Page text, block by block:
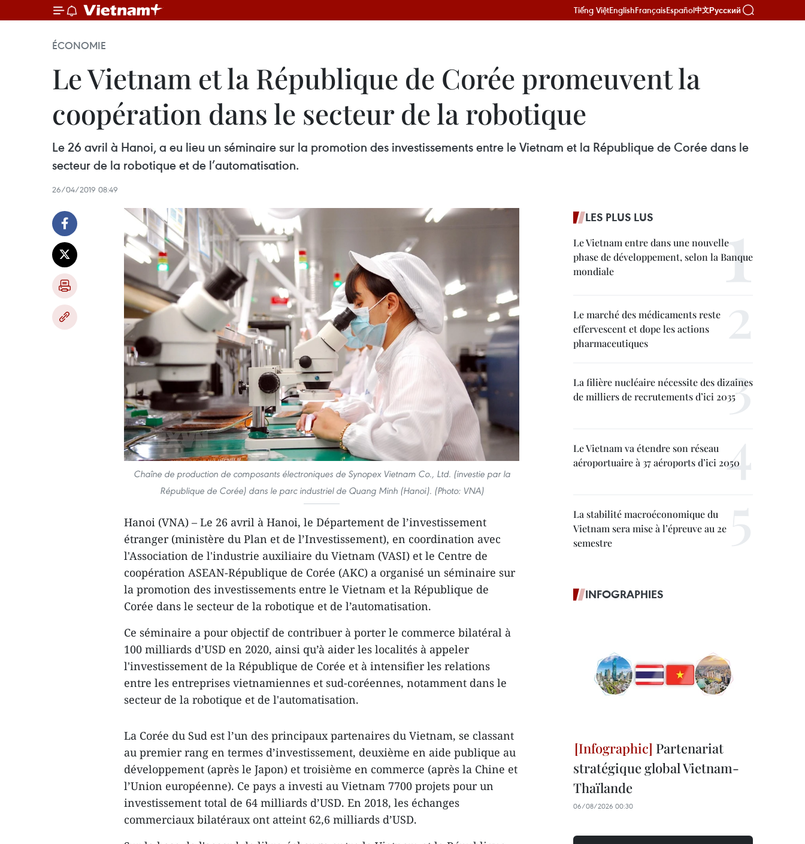
Tiếng ViệtEnglishFrançaisEspañol中文Русский
ÉCONOMIE
Le Vietnam et la République de Corée promeuvent la
coopération dans le secteur de la robotique
Le 26 avril à Hanoi, a eu lieu un séminaire sur la promotion des investissements entre le Vietnam et la République de Corée dans le
secteur de la robotique et de l’automatisation.
26/04/2019 08:49
Chaîne de production de composants électroniques de Synopex Vietnam Co., Ltd. (investie par la
République de Corée) dans le parc industriel de Quang Minh (Hanoi). (Photo: VNA)
Hanoi (VNA) – Le 26 avril à Hanoi, le Département de l’investissement
étranger (ministère du Plan et de l’Investissement), en coordination avec
l'Association de l'industrie auxiliaire du Vietnam (VASI) et le Centre de
coopération ASEAN-République de Corée (AKC) a organisé un séminaire sur
la promotion des investissements entre le Vietnam et la République de
Corée dans le secteur de la robotique et de l’automatisation.
Ce séminaire a pour objectif de contribuer à porter le commerce bilatéral à
100 milliards d’USD en 2020, ainsi qu’à aider les localités à appeler
l'investissement de la République de Corée et à intensifier les relations
entre les entreprises vietnamiennes et sud-coréennes, notamment dans le
secteur de la robotique et de l'automatisation.
La Corée du Sud est l’un des principaux partenaires du Vietnam, se classant
au premier rang en termes d’investissement, deuxième en aide publique au
développement (après le Japon) et troisième en commerce (après la Chine et
l’Union européenne). Ce pays a investi au Vietnam 7700 projets pour un
investissement total de 64 milliards d’USD. En 2018, les échanges
commerciaux bilatéraux ont atteint 62,6 milliards d’USD.
LES PLUS LUS
Le Vietnam entre dans une nouvelle
phase de développement, selon la Banque
mondiale
Le marché des médicaments reste
effervescent et dope les actions
pharmaceutiques
La filière nucléaire nécessite des dizaines
de milliers de recrutements d’ici 2035
Le Vietnam va étendre son réseau
aéroportuaire à 37 aéroports d’ici 2050
La stabilité macroéconomique du
Vietnam sera mise à l’épreuve au 2e
semestre
INFOGRAPHIES
Partenariat
stratégique global Vietnam-
Thaïlande
06/08/2026 00:30